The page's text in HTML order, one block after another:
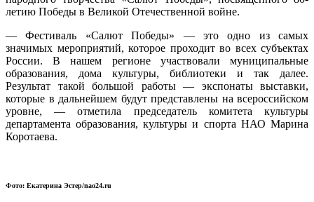
летию Победы в Великой Отечественной войне.
— Фестиваль «Салют Победы» — это одно из самых
значимых мероприятий, которое проходит во всех субъектах
России. В нашем регионе участвовали муниципальные
образования, дома культуры, библиотеки и так далее.
Результат такой большой работы — экспонаты выставки,
которые в дальнейшем будут представлены на всероссийском
уровне, — отметила председатель комитета культуры
департамента образования, культуры и спорта НАО Марина
Коротаева.
Фото: Екатерина Эстер/nao24.ru